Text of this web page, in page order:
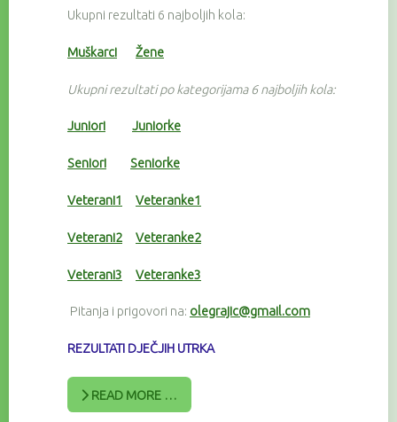
Ukupni rezultati 6 najboljih kola:
Muškarci Žene
Ukupni rezultati po kategorijama 6 najboljih kola:
Juniori Juniorke
Seniori Seniorke
Veterani1 Veteranke1
Veterani2 Veteranke2
Veterani3 Veteranke3
Pitanja i prigovori na: olegrajic@gmail.com
REZULTATI DJEČJIH UTRKA
READ MORE …